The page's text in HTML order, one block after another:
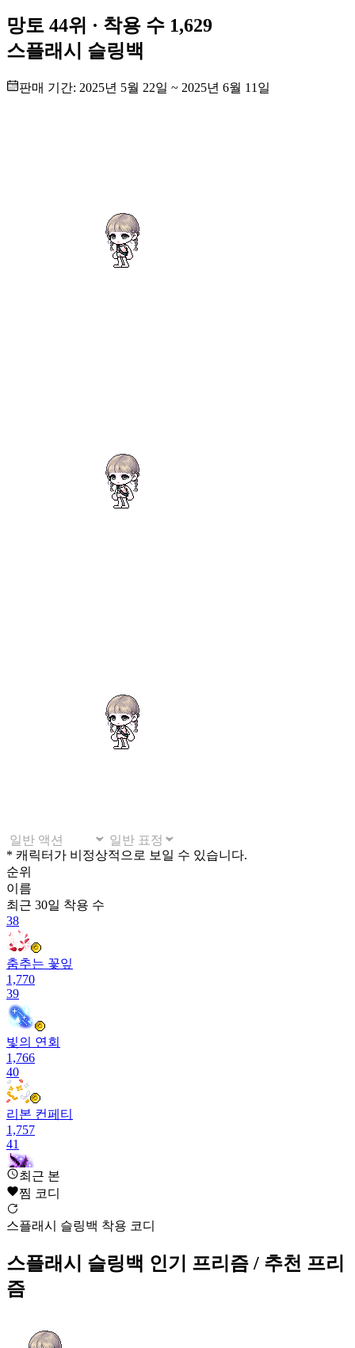
망토 44위 · 착용 수 1,629
스플래시 슬링백
판매 기간: 2025년 5월 22일 ~ 2025년 6월 11일
* 캐릭터가 비정상적으로 보일 수 있습니다.
순위
이름
최근 30일 착용 수
38
춤추는 꽃잎
1,770
39
빛의 연회
1,766
40
리본 컨페티
1,757
41
[BTS] 스완 세레나데
1,740
42
1,719
43
최근 본
찜 코디
스플래시 슬링백 착용 코디
스플래시 슬링백 인기 프리즘 / 추천 프리
즘